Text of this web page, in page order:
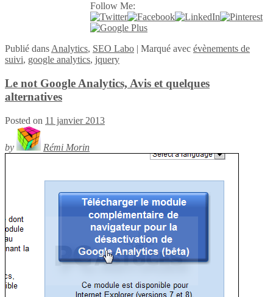
Follow Me:
Publié dans Analytics, SEO Labo | Marqué avec évènements de
suivi, google analytics, jquery
Le not Google Analytics, Avis et quelques
alternatives
Posted on 11 janvier 2013
by Rémi Morin